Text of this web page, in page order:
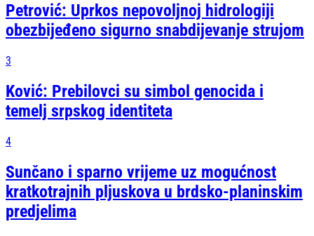
Petrović: Uprkos nepovoljnoj hidrologiji
obezbijeđeno sigurno snabdijevanje strujom
3
Ković: Prebilovci su simbol genocida i
temelj srpskog identiteta
4
Sunčano i sparno vrijeme uz mogućnost
kratkotrajnih pljuskova u brdsko-planinskim
predjelima